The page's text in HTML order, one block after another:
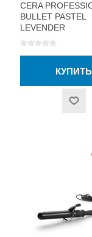
CERA
BULLET PASTEL
LEVENDER
ВЫПРЯМИТЕЛЬ